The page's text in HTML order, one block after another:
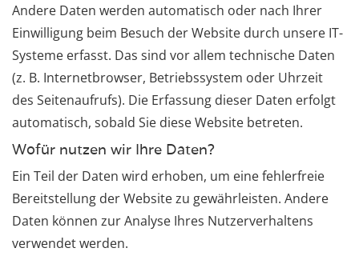
Andere Daten werden automatisch oder nach Ihrer
Einwilligung beim Besuch der Website durch unsere IT-
Systeme erfasst. Das sind vor allem technische Daten
(z. B. Internetbrowser, Betriebssystem oder Uhrzeit
des Seitenaufrufs). Die Erfassung dieser Daten erfolgt
automatisch, sobald Sie diese Website betreten.
Wofür nutzen wir Ihre Daten?
Ein Teil der Daten wird erhoben, um eine fehlerfreie
Bereitstellung der Website zu gewährleisten. Andere
Daten können zur Analyse Ihres Nutzerverhaltens
verwendet werden.